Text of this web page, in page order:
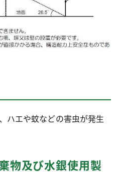
ハエや蚊などの害虫が発生
物及び水銀使用製